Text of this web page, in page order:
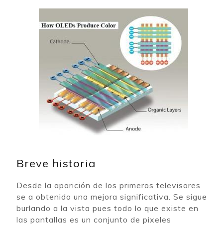
Breve historia
Desde la aparición de los primeros televisores
se a obtenido una mejora significativa. Se sigue
burlando a la vista pues todo lo que existe en
las pantallas es un conjunto de pixeles